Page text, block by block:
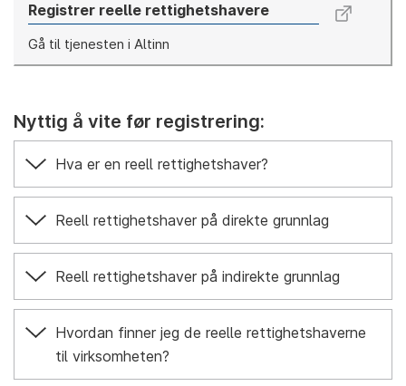
Registrer reelle rettighetshavere
Gå til tjenesten i Altinn
Nyttig å vite før registrering:
Hva er en reell rettighetshaver?
Reell rettighetshaver på direkte grunnlag
Reell rettighetshaver på indirekte grunnlag
Hvordan finner jeg de reelle rettighetshaverne
til virksomheten?